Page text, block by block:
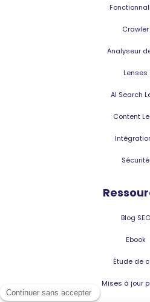
Crawler
Analyseur
Lenses
AI Search
Content
Sécurité
Blog SEO
Ebook
Étude de
Mises à jour